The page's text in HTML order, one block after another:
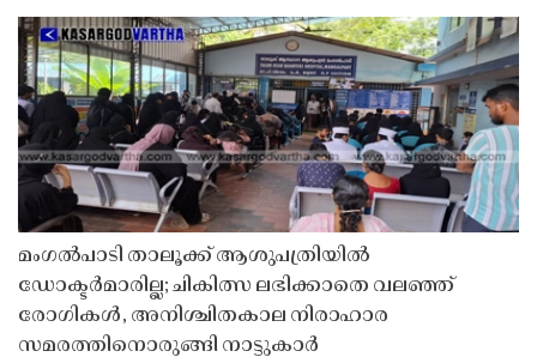
മംഗൽപാടി താലൂക്ക് ആശുപത്രിയിൽ
ഡോക്ടർമാരില്ല; ചികിത്സ ലഭിക്കാതെ വലഞ്ഞ്
രോഗികൾ, അനിശ്ചിതകാല നിരാഹാര
സമരത്തിനൊരുങ്ങി നാട്ടുകാർ